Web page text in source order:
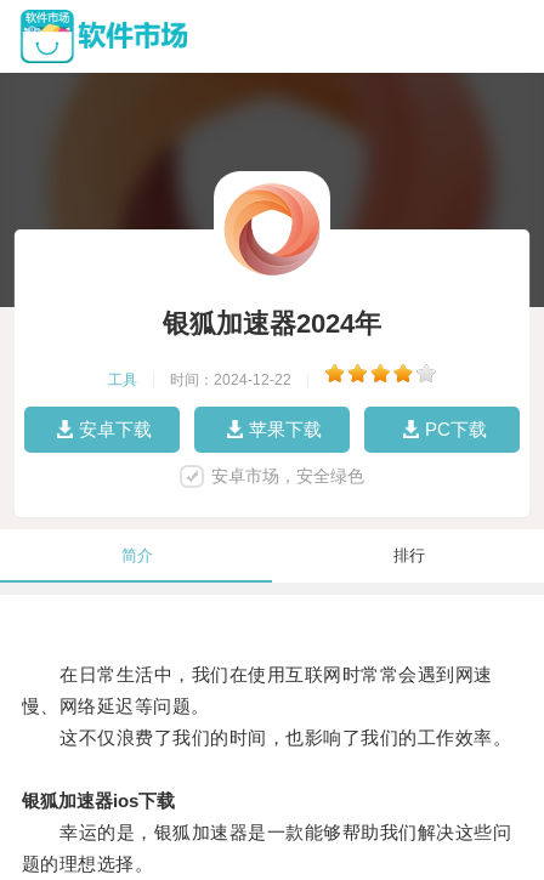
银狐加速器2024年
工具 时间：2024-12-22
安卓下载 苹果下载 PC下载
安卓市场，安全绿色
简介 排行
在日常生活中，我们在使用互联网时常常会遇到网速
慢、网络延迟等问题。
这不仅浪费了我们的时间，也影响了我们的工作效率。
银狐加速器ios下载
幸运的是，银狐加速器是一款能够帮助我们解决这些问
题的理想选择。